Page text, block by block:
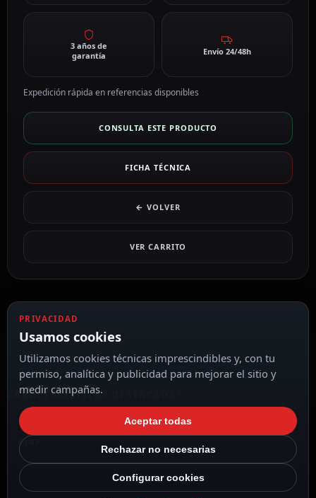
3 años de
garantía
Envío 24/48h
Expedición rápida en referencias disponibles
CONSULTA ESTE PRODUCTO
FICHA TÉCNICA
← VOLVER
VER CARRITO
CARACTERÍSTICAS DESTACADAS
VER TODAS LAS CARACTERÍSTICAS
Ajax
PRIVACIDAD
Usamos cookies
Utilizamos cookies técnicas imprescindibles y, con tu
permiso, analítica y publicidad para mejorar el sitio y
medir campañas.
Aceptar todas
Rechazar no necesarias
Configurar cookies